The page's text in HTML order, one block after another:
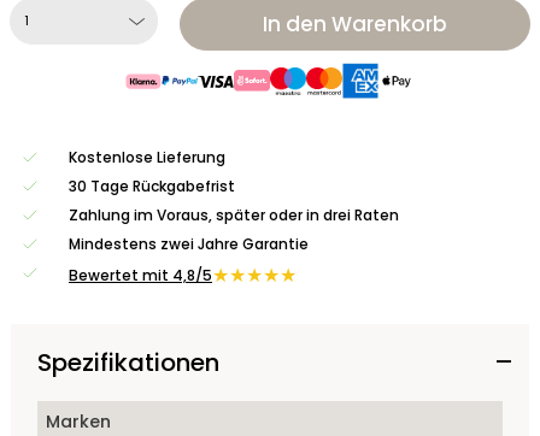
In den Warenkorb
Kostenlose Lieferung
30 Tage Rückgabefrist
Zahlung im Voraus, später oder in drei Raten
Mindestens zwei Jahre Garantie
Bewertet mit 4,8/5★★★★★
Spezifikationen
Marken